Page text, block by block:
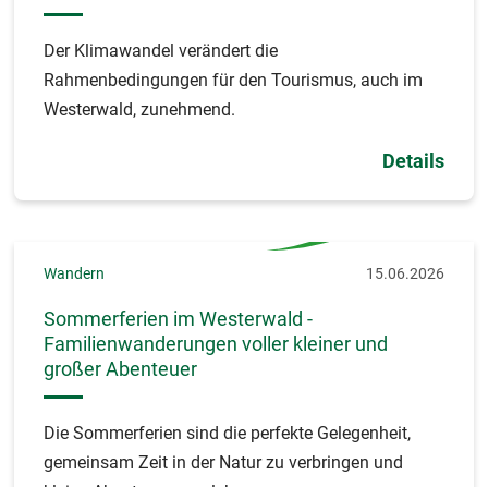
Der Klimawandel verändert die
Rahmenbedingungen für den Tourismus, auch im
Westerwald, zunehmend.
Details
Wandern 15.06.2026
Sommerferien im Westerwald -
Familienwanderungen voller kleiner und
großer Abenteuer
Die Sommerferien sind die perfekte Gelegenheit,
gemeinsam Zeit in der Natur zu verbringen und